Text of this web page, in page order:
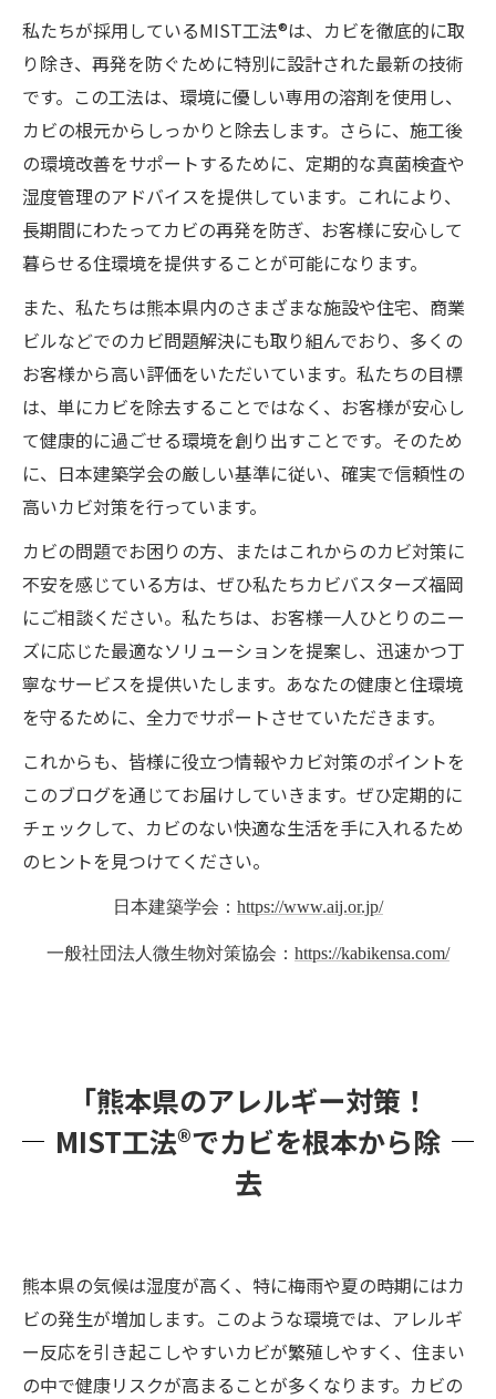
私たちが採用しているMIST工法®は、カビを徹底的に取
り除き、再発を防ぐために特別に設計された最新の技術
です。この工法は、環境に優しい専用の溶剤を使用し、
カビの根元からしっかりと除去します。さらに、施工後
の環境改善をサポートするために、定期的な真菌検査や
湿度管理のアドバイスを提供しています。これにより、
長期間にわたってカビの再発を防ぎ、お客様に安心して
暮らせる住環境を提供することが可能になります。
また、私たちは熊本県内のさまざまな施設や住宅、商業
ビルなどでのカビ問題解決にも取り組んでおり、多くの
お客様から高い評価をいただいています。私たちの目標
は、単にカビを除去することではなく、お客様が安心し
て健康的に過ごせる環境を創り出すことです。そのため
に、日本建築学会の厳しい基準に従い、確実で信頼性の
高いカビ対策を行っています。
カビの問題でお困りの方、またはこれからのカビ対策に
不安を感じている方は、ぜひ私たちカビバスターズ福岡
にご相談ください。私たちは、お客様一人ひとりのニー
ズに応じた最適なソリューションを提案し、迅速かつ丁
寧なサービスを提供いたします。あなたの健康と住環境
を守るために、全力でサポートさせていただきます。
これからも、皆様に役立つ情報やカビ対策のポイントを
このブログを通じてお届けしていきます。ぜひ定期的に
チェックして、カビのない快適な生活を手に入れるため
のヒントを見つけてください。
日本建築学会： https://www.aij.or.jp/
一般社団法人微生物対策協会： https://kabikensa.com/
「熊本県のアレルギー対策！
MIST工法®でカビを根本から除
去
熊本県の気候は湿度が高く、特に梅雨や夏の時期にはカ
ビの発生が増加します。このような環境では、アレルギ
ー反応を引き起こしやすいカビが繁殖しやすく、住まい
の中で健康リスクが高まることが多くなります。カビの